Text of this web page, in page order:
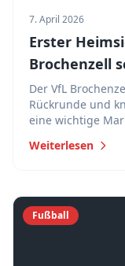
7. April 2026
Erster
Brochenzell
Unterzeil/
Der VfL
Rückrunde und
eine wichtige
Weiterlesen
Fußball